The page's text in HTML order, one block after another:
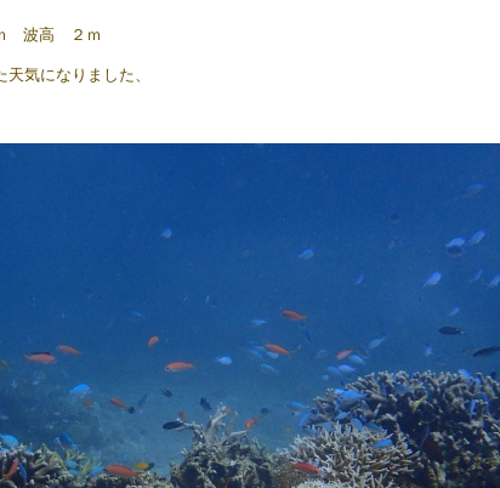
波高 ２ｍ
気になりました、